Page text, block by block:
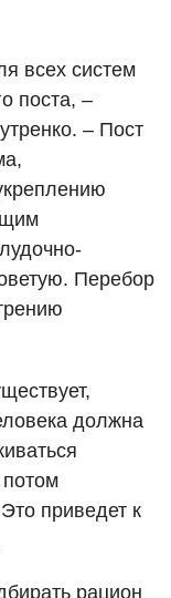
всех систем
поста, –
– Пост
Перебор
должна
приведет к
рацион